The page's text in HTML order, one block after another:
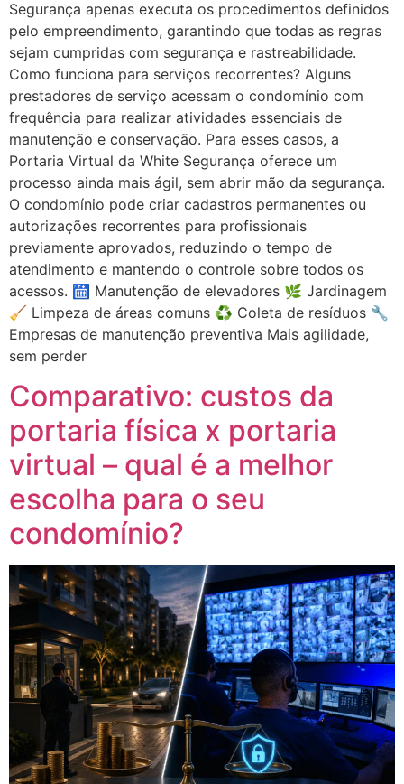
Segurança apenas executa os procedimentos definidos
pelo empreendimento, garantindo que todas as regras
sejam cumpridas com segurança e rastreabilidade.
Como funciona para serviços recorrentes? Alguns
prestadores de serviço acessam o condomínio com
frequência para realizar atividades essenciais de
manutenção e conservação. Para esses casos, a
Portaria Virtual da White Segurança oferece um
processo ainda mais ágil, sem abrir mão da segurança.
O condomínio pode criar cadastros permanentes ou
autorizações recorrentes para profissionais
previamente aprovados, reduzindo o tempo de
atendimento e mantendo o controle sobre todos os
acessos. 🛗 Manutenção de elevadores 🌿 Jardinagem
🧹 Limpeza de áreas comuns ♻️ Coleta de resíduos 🔧
Empresas de manutenção preventiva Mais agilidade,
sem perder
Comparativo: custos da
portaria física x portaria
virtual – qual é a melhor
escolha para o seu
condomínio?